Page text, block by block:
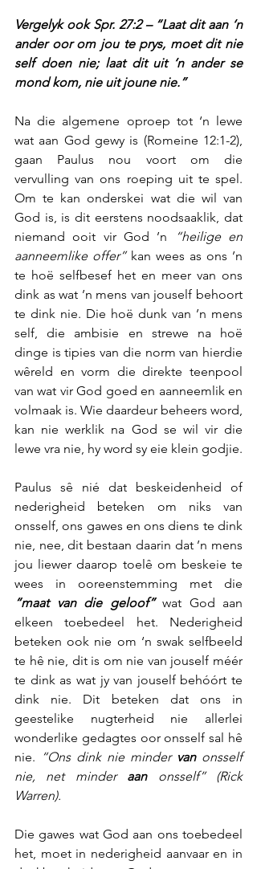
Vergelyk ook Spr. 27:2 – “Laat dit aan ‘n
ander oor om jou te prys, moet dit nie
self doen nie; laat dit uit ‘n ander se
mond kom, nie uit joune nie.”
Na die algemene oproep tot ‘n lewe
wat aan God gewy is (Romeine 12:1-2),
gaan Paulus nou voort om die
vervulling van ons roeping uit te spel.
Om te kan onderskei wat die wil van
God is, is dit eerstens noodsaaklik, dat
niemand ooit vir God ’n
“heilige en
aanneemlike offer” kan wees as ons ’n
te hoë selfbesef het en meer van ons
dink as wat ’n mens van jouself behoort
te dink nie. Die hoë dunk van ’n mens
self, die ambisie en strewe na hoë
dinge is tipies van die norm van hierdie
wêreld en vorm die direkte teenpool
van wat vir God goed en aanneemlik en
volmaak is. Wie daardeur beheers word,
kan nie werklik na God se wil vir die
lewe vra nie, hy word sy eie klein godjie.
Paulus sê nié dat beskeidenheid of
nederigheid beteken om niks van
onsself, ons gawes en ons diens te dink
nie, nee, dit bestaan daarin dat ’n mens
jou liewer daarop toelê om beskeie te
“maat van die geloof” wat God aan
elkeen toebedeel het. Nederigheid
beteken ook nie om ‘n swak selfbeeld
te hê nie, dit is om nie van jouself méér
te dink as wat jy van jouself behóórt te
dink nie. Dit beteken dat ons in
geestelike nugterheid nie allerlei
wonderlike gedagtes oor onsself sal hê
nie. “Ons dink nie minder van onsself
nie, net minder aan onsself” (Rick
Warren).
Die gawes wat God aan ons toebedeel
het, moet in nederigheid aanvaar en in